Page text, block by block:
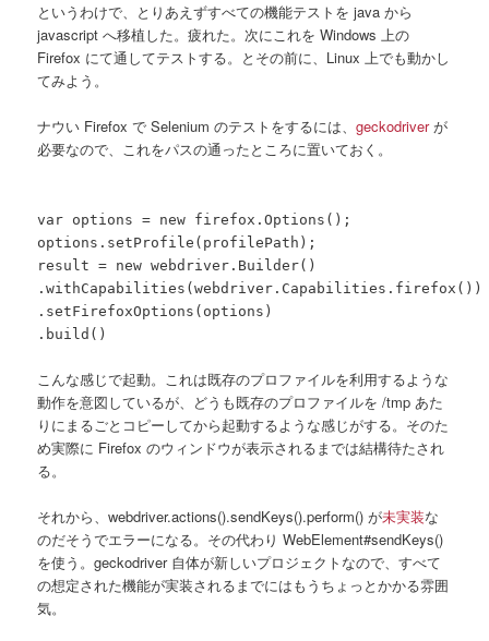
というわけで、とりあえずすべての機能テストを java から
javascript へ移植した。疲れた。次にこれを Windows 上の
Firefox にて通してテストする。とその前に、Linux 上でも動かし
てみよう。
ナウい Firefox で Selenium のテストをするには、geckodriverが
必要なので、これをパスの通ったところに置いておく。
var options = new firefox.Options();
options.setProfile(profilePath);
result = new webdriver.Builder()
.withCapabilities(webdriver.Capabilities.firefox())
.setFirefoxOptions(options)
.build()
こんな感じで起動。これは既存のプロファイルを利用するような
動作を意図しているが、どうも既存のプロファイルを /tmp あた
りにまるごとコピーしてから起動するような感じがする。そのた
め実際に Firefox のウィンドウが表示されるまでは結構待たされ
る。
それから、webdriver.actions().sendKeys().perform() が未実装な
のだそうでエラーになる。その代わり WebElement#sendKeys()
を使う。geckodriver 自体が新しいプロジェクトなので、すべて
の想定された機能が実装されるまでにはもうちょっとかかる雰囲
気。